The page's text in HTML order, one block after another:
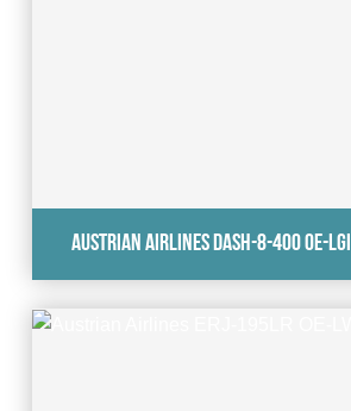
Austrian Airlines Dash-8-400 OE-LGI